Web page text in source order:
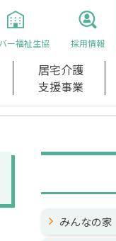
ー福祉生協 採用情報
居宅介護
支援事業
みんなの家